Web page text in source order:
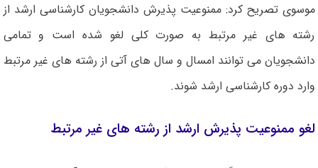
موسوی تصریح کرد: ممنوعیت پذیرش دانشجویان کارشناسی ارشد از
رشته های غیر مرتبط به صورت کلی لغو شده است و تمامی
دانشجویان می توانند امسال و سال های آتی از رشته های غیر مرتبط
وارد دوره کارشناسی ارشد شوند.
لغو ممنوعیت پذیرش ارشد از رشته های غیر مرتبط